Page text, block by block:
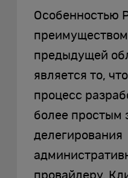
Особенностью
предыдущей
является то,
процесс
более простым
делегирования
провайдеру.